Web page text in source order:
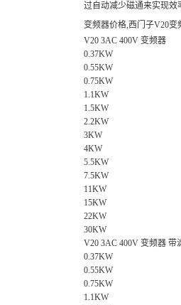
过自动减少磁通来实现效
变频器价格,西门子V20
V20 3AC 400V 变频器
0.37KW
0.55KW
0.75KW
1.1KW
1.5KW
2.2KW
3KW
4KW
5.5KW
7.5KW
11KW
15KW
22KW
30KW
V20 3AC 400V 变频器 带
0.37KW
0.55KW
0.75KW
1.1KW